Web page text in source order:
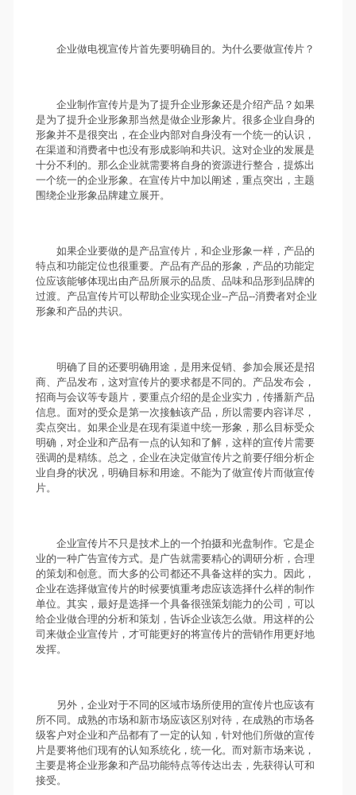
企业做电视宣传片首先要明确目的。为什么要做宣传片？
企业制作宣传片是为了提升企业形象还是介绍产品？如果
是为了提升企业形象那当然是做企业形象片。很多企业自身的
形象并不是很突出，在企业内部对自身没有一个统一的认识，
在渠道和消费者中也没有形成影响和共识。这对企业的发展是
十分不利的。那么企业就需要将自身的资源进行整合，提炼出
一个统一的企业形象。在宣传片中加以阐述，重点突出，主题
围绕企业形象品牌建立展开。
如果企业要做的是产品宣传片，和企业形象一样，产品的
特点和功能定位也很重要。产品有产品的形象，产品的功能定
位应该能够体现出由产品所展示的品质、品味和品形到品牌的
过渡。产品宣传片可以帮助企业实现企业--产品--消费者对企业
形象和产品的共识。
明确了目的还要明确用途，是用来促销、参加会展还是招
商、产品发布，这对宣传片的要求都是不同的。产品发布会，
招商与会议等专题片，要重点介绍的是企业实力，传播新产品
信息。面对的受众是第一次接触该产品，所以需要内容详尽，
卖点突出。如果企业是在现有渠道中统一形象，那么目标受众
明确，对企业和产品有一点的认知和了解，这样的宣传片需要
强调的是精练。总之，企业在决定做宣传片之前要仔细分析企
业自身的状况，明确目标和用途。不能为了做宣传片而做宣传
片。
企业宣传片不只是技术上的一个拍摄和光盘制作。它是企
业的一种广告宣传方式。是广告就需要精心的调研分析，合理
的策划和创意。而大多的公司都还不具备这样的实力。因此，
企业在选择做宣传片的时候要慎重考虑应该选择什么样的制作
单位。其实，最好是选择一个具备很强策划能力的公司，可以
给企业做合理的分析和策划，告诉企业该怎么做。用这样的公
司来做企业宣传片，才可能更好的将宣传片的营销作用更好地
发挥。
另外，企业对于不同的区域市场所使用的宣传片也应该有
所不同。成熟的市场和新市场应该区别对待，在成熟的市场各
级客户对企业和产品都有了一定的认知，针对他们所做的宣传
片是要将他们现有的认知系统化，统一化。而对新市场来说，
主要是将企业形象和产品功能特点等传达出去，先获得认可和
接受。